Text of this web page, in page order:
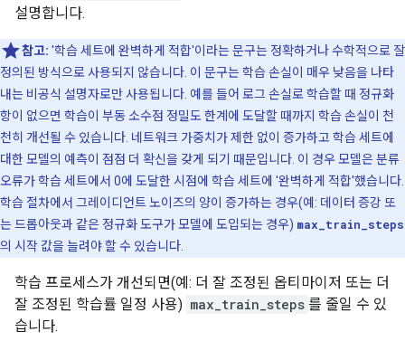
설명합니다.
참고: '학습 세트에 완벽하게 적합'이라는 문구는 정확하거나 수학적으로 잘
정의된 방식으로 사용되지 않습니다. 이 문구는 학습 손실이 매우 낮음을 나타
내는 비공식 설명자로만 사용됩니다. 예를 들어 로그 손실로 학습할 때 정규화
항이 없으면 학습이 부동 소수점 정밀도 한계에 도달할 때까지 학습 손실이 천
천히 개선될 수 있습니다. 네트워크 가중치가 제한 없이 증가하고 학습 세트에
대한 모델의 예측이 점점 더 확신을 갖게 되기 때문입니다. 이 경우 모델은 분류
오류가 학습 세트에서 0에 도달한 시점에 학습 세트에 '완벽하게 적합'했습니다.
학습 절차에서 그레이디언트 노이즈의 양이 증가하는 경우(예: 데이터 증강 또
는 드롭아웃과 같은 정규화 도구가 모델에 도입되는 경우) max_train_steps
의 시작 값을 늘려야 할 수 있습니다.
학습 프로세스가 개선되면(예: 더 잘 조정된 옵티마이저 또는 더
잘 조정된 학습률 일정 사용) max_train_steps 를 줄일 수 있
습니다.